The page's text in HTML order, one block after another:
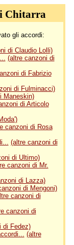
Chitarra
gli accordi:
di Claudio Lolli)
(altre canzoni di
di Fabrizio
di Fulminacci)
Maneskin)
di Articolo
canzoni di Rosa
(altre canzoni di
di Ultimo)
canzoni di Mr.
di Lazza)
di Mengoni)
canzoni di
canzoni di
di Fedez)
(altre